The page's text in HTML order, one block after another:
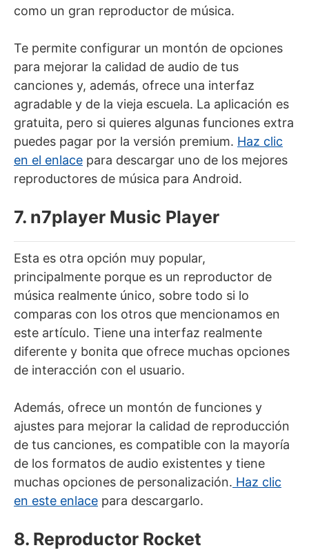
como un gran reproductor de música.
Te permite configurar un montón de opciones
para mejorar la calidad de audio de tus
canciones y, además, ofrece una interfaz
agradable y de la vieja escuela. La aplicación es
gratuita, pero si quieres algunas funciones extra
puedes pagar por la versión premium. Haz clic
en el enlace para descargar uno de los mejores
reproductores de música para Android.
7. n7player Music Player
Esta es otra opción muy popular,
principalmente porque es un reproductor de
música realmente único, sobre todo si lo
comparas con los otros que mencionamos en
este artículo. Tiene una interfaz realmente
diferente y bonita que ofrece muchas opciones
de interacción con el usuario.
Además, ofrece un montón de funciones y
ajustes para mejorar la calidad de reproducción
de tus canciones, es compatible con la mayoría
de los formatos de audio existentes y tiene
muchas opciones de personalización. Haz clic
en este enlace para descargarlo.
8. Reproductor Rocket